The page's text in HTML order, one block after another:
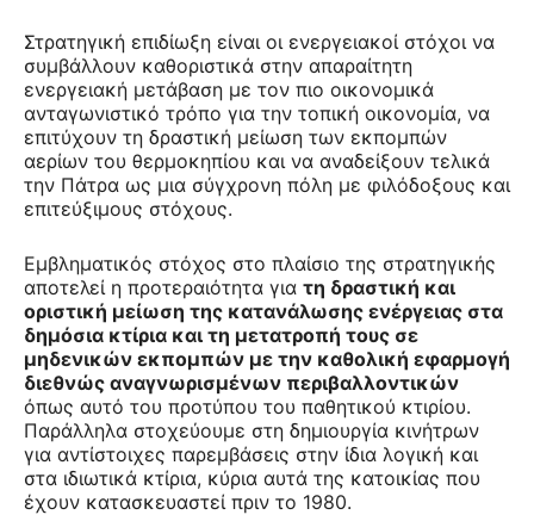
Στρατηγική επιδίωξη είναι οι ενεργειακοί στόχοι να
συμβάλλουν καθοριστικά στην απαραίτητη
ενεργειακή μετάβαση με τον πιο οικονομικά
ανταγωνιστικό τρόπο για την τοπική οικονομία, να
επιτύχουν τη δραστική μείωση των εκπομπών
αερίων του θερμοκηπίου και να αναδείξουν τελικά
την Πάτρα ως μια σύγχρονη πόλη με φιλόδοξους και
επιτεύξιμους στόχους.
Εμβληματικός στόχος στο πλαίσιο της στρατηγικής
αποτελεί η προτεραιότητα για τη δραστική και
οριστική μείωση της κατανάλωσης ενέργειας στα
δημόσια κτίρια και τη μετατροπή τους σε
μηδενικών εκπομπών με την καθολική εφαρμογή
διεθνώς αναγνωρισμένων περιβαλλοντικών
όπως αυτό του προτύπου του παθητικού κτιρίου.
Παράλληλα στοχεύουμε στη δημιουργία κινήτρων
για αντίστοιχες παρεμβάσεις στην ίδια λογική και
στα ιδιωτικά κτίρια, κύρια αυτά της κατοικίας που
έχουν κατασκευαστεί πριν το 1980.